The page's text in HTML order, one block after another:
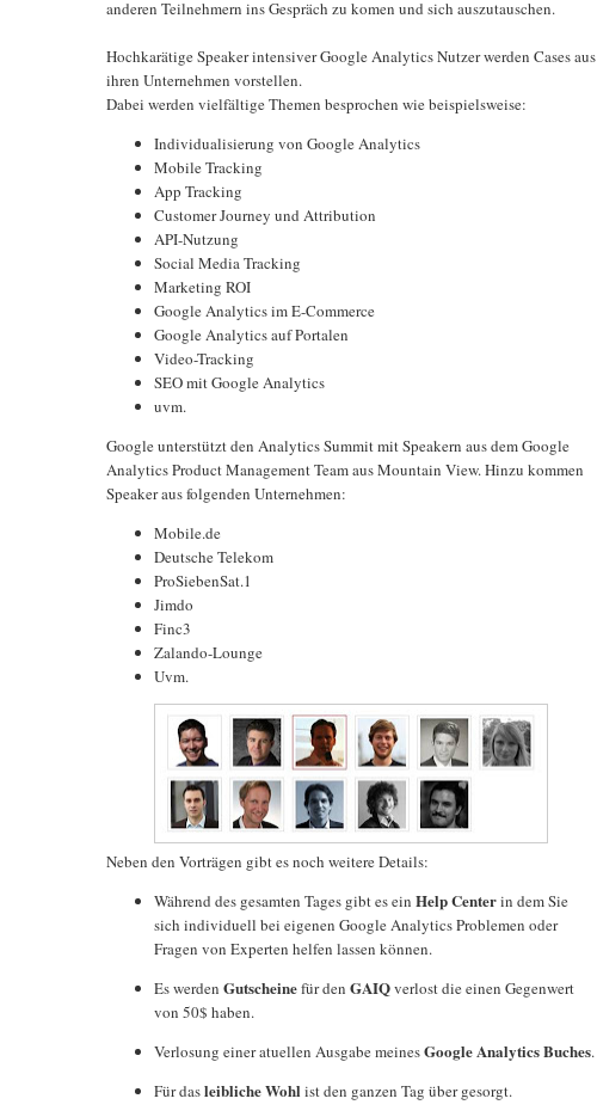
anderen Teilnehmern ins Gespräch zu komen und sich auszutauschen.
Hochkarätige Speaker intensiver Google Analytics Nutzer werden Cases aus
ihren Unternehmen vorstellen.
Dabei werden vielfältige Themen besprochen wie beispielsweise:
Individualisierung von Google Analytics
Mobile Tracking
App Tracking
Customer Journey und Attribution
API-Nutzung
Social Media Tracking
Marketing ROI
Google Analytics im E-Commerce
Google Analytics auf Portalen
Video-Tracking
SEO mit Google Analytics
uvm.
Google unterstützt den Analytics Summit mit Speakern aus dem Google
Analytics Product Management Team aus Mountain View. Hinzu kommen
Speaker aus folgenden Unternehmen:
Mobile.de
Deutsche Telekom
ProSiebenSat.1
Jimdo
Finc3
Zalando-Lounge
Uvm.
Neben den Vorträgen gibt es noch weitere Details:
Während des gesamten Tages gibt es ein Help Centerin dem Sie
sich individuell bei eigenen Google Analytics Problemen oder
Fragen von Experten helfen lassen können.
Es werden Gutscheinefür den GAIQverlost die einen Gegenwert
von 50$ haben.
Verlosung einer atuellen Ausgabe meinesGoogle Analytics Buches.
Für dasleibliche Wohlist den ganzen Tag über gesorgt.